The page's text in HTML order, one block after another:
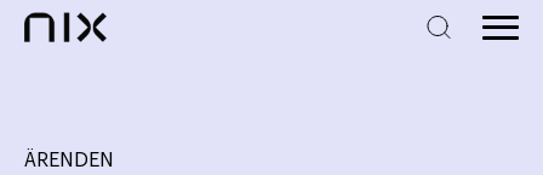
ÄRENDEN